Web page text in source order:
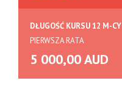
DŁUGOŚĆ KURSU 12 M-CY
PIERWSZA RATA
5 000,00 AUD